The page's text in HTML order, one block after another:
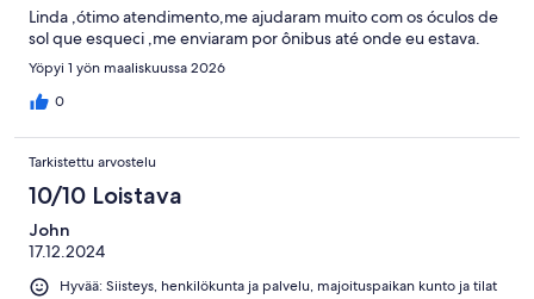
Linda ,ótimo atendimento,me ajudaram muito com os óculos de
sol que esqueci ,me enviaram por ônibus até onde eu estava.
Yöpyi 1 yön maaliskuussa 2026
0
Tarkistettu arvostelu
10/10 Loistava
John
17.12.2024
Hyvää: Siisteys, henkilökunta ja palvelu, majoituspaikan kunto ja tilat